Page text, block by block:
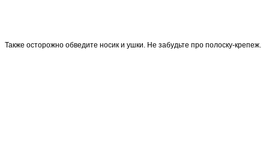
Также осторожно обведите носик и ушки. Не забудьте про полоску-крепеж.